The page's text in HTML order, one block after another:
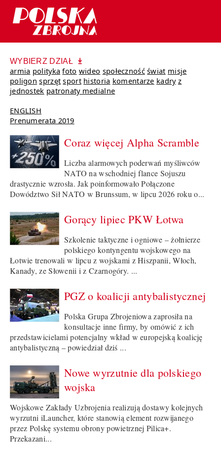
WYBIERZ DZIAŁ
armia polityka foto wideo społeczność świat misje
poligon sprzęt sport historia komentarze kadry z
jednostek patronaty medialne
ENGLISH
Prenumerata 2019
Coraz więcej Alpha Scramble
Liczba alarmowych poderwań myśliwców
NATO na wschodniej flance Sojuszu
drastycznie wzrosła. Jak poinformowało Połączone
Dowództwo Sił NATO w Brunssum, w lipcu 2026 roku o...
Gorący lipiec PKW Łotwa
Szkolenie taktyczne i ogniowe – żołnierze
polskiego kontyngentu wojskowego na
Łotwie trenowali w lipcu z wojskami z Hiszpanii, Włoch,
Kanady, ze Słowenii i z Czarnogóry. ...
PGZ o koalicji antybalistycznej
Polska Grupa Zbrojeniowa zaprosiła na
konsultacje inne firmy, by omówić z ich
przedstawicielami potencjalny wkład w europejską koalicję
antybalistyczną – powiedział dziś ...
Nowe wyrzutnie dla polskiego
wojska
Wojskowe Zakłady Uzbrojenia realizują dostawy kolejnych
wyrzutni iLauncher, które stanowią element rozwijanego
przez Polskę systemu obrony powietrznej Pilica+.
Przekazani...